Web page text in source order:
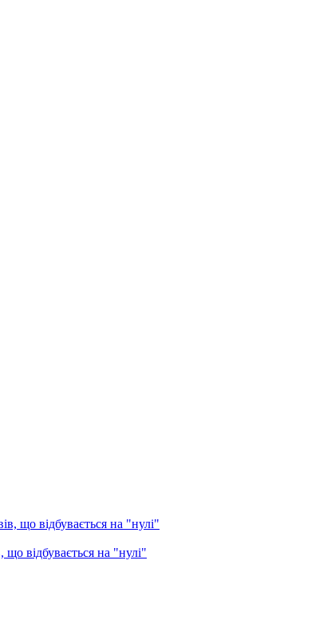
відбувається на "нулі"